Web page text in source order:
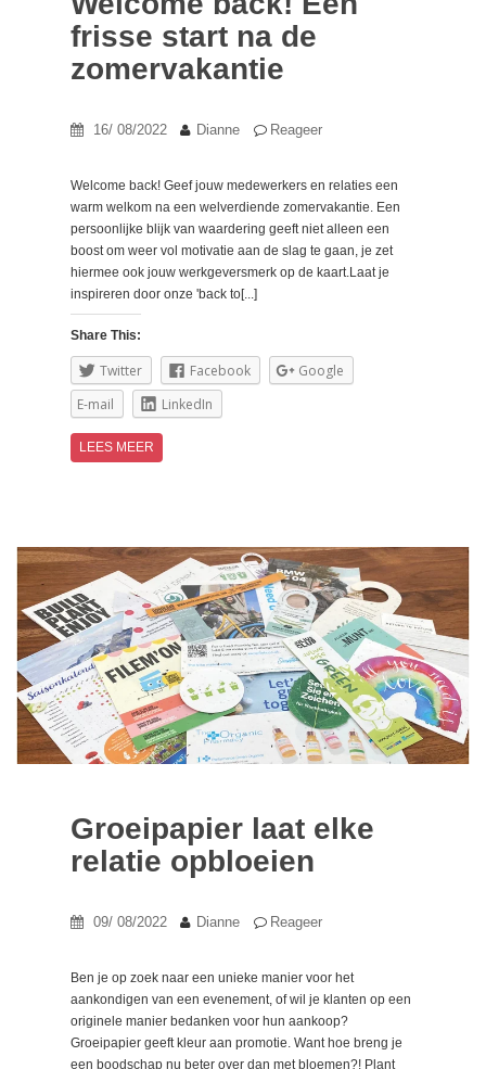
frisse start na de
zomervakantie
16/ 08/2022 Dianne Reageer
Welcome back! Geef jouw medewerkers en relaties een
warm welkom na een welverdiende zomervakantie. Een
persoonlijke blijk van waardering geeft niet alleen een
boost om weer vol motivatie aan de slag te gaan, je zet
hiermee ook jouw werkgeversmerk op de kaart.Laat je
inspireren door onze 'back to[...]
Share This:
Twitter Facebook
Google
E-mail
LinkedIn
LEES MEER
Groeipapier laat elke
relatie opbloeien
09/ 08/2022 Dianne Reageer
Ben je op zoek naar een unieke manier voor het
aankondigen van een evenement, of wil je klanten op een
originele manier bedanken voor hun aankoop?
Groeipapier geeft kleur aan promotie. Want hoe breng je
een boodschap nu beter over dan met bloemen?! Plant